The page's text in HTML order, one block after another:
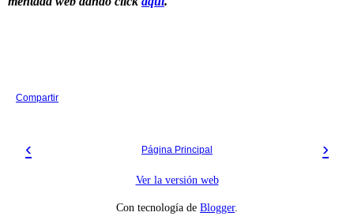
Compartir
‹ ›
Página Principal
Ver la versión web
Con tecnología de Blogger.